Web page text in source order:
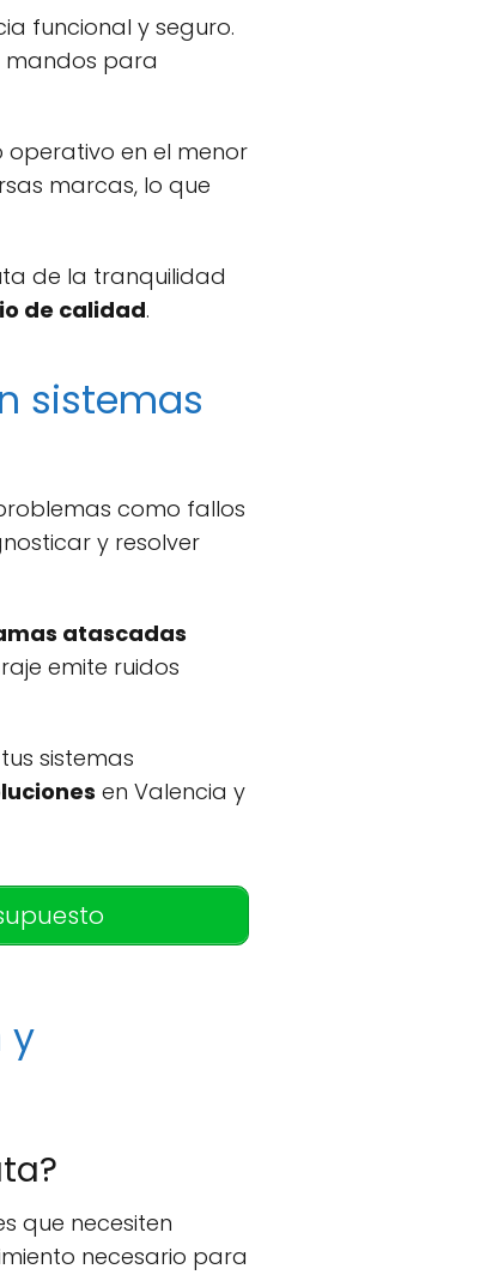
funcional y seguro.
mandos para
en el menor
marcas, lo que
de la tranquilidad
de calidad.
sistemas
como fallos
y resolver
atascadas
emite ruidos
sistemas
en Valencia y
y
que necesiten
necesario para